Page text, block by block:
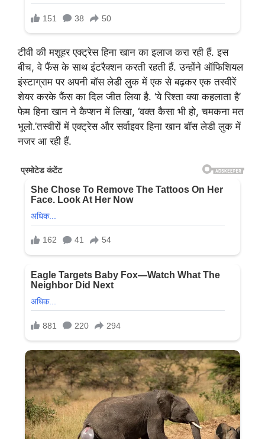
टीवी की मशूहर एक्ट्रेस हिना खान का इलाज करा रही हैं. इस
बीच, वे फैंस के साथ इंटरैक्शन करती रहती हैं. उन्होंने ऑफिशियल
इंस्टाग्राम पर अपनी बॉस लेडी लुक में एक से बढ़कर एक तस्वीरें
शेयर करके फैंस का दिल जीत लिया है. ‘ये रिश्ता क्या कहलाता है’
फेम हिना खान ने कैप्शन में लिखा, ‘वक्त कैसा भी हो, चमकना मत
भूलो.’तस्वीरों में एक्ट्रेस और सर्वाइवर हिना खान बॉस लेडी लुक में
नजर आ रही हैं.